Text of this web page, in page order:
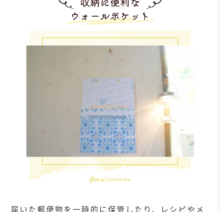
届いた郵便物を一時的に保管したり、レシピやメ